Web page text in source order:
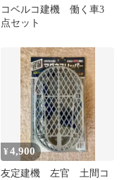
コベルコ建機 働く車3
点セット
¥4,900
友定建機 左官 土間コ